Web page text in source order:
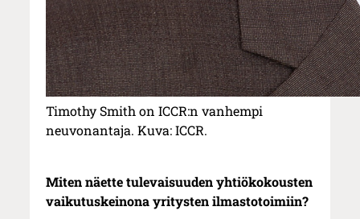
Timothy Smith on ICCR:n vanhempi
neuvonantaja. Kuva: ICCR.
Miten näette tulevaisuuden yhtiökokousten
vaikutuskeinona yritysten ilmastotoimiin?